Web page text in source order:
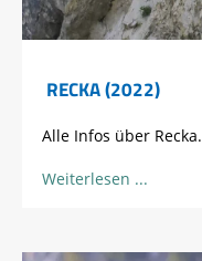
RECKA (2022)
Alle Infos über Recka.
Weiterlesen